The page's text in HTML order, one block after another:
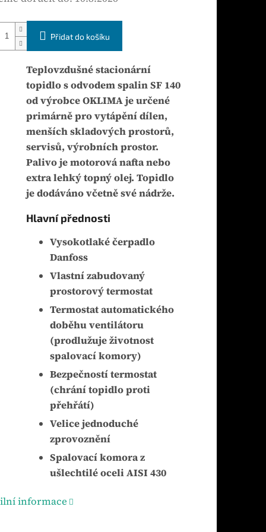
Přidat do košíku
Teplovzdušné stacionární
topidlo s odvodem spalin SF 140
od výrobce OKLIMA je určené
primárně pro vytápění dílen,
menších skladových prostorů,
servisů, výrobních prostor.
Palivo je motorová nafta nebo
extra lehký topný olej. Topidlo
je dodáváno včetně své nádrže.
Hlavní přednosti
Vysokotlaké čerpadlo
Danfoss
Vlastní zabudovaný
prostorový termostat
Termostat automatického
doběhu ventilátoru
(prodlužuje životnost
spalovací komory)
Bezpečností termostat
(chrání topidlo proti
přehřátí)
Velice jednoduché
zprovoznění
Spalovací komora z
ušlechtilé oceli AISI 430
informace